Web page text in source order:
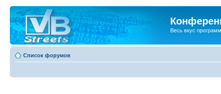
Весь вкус
Список форумов